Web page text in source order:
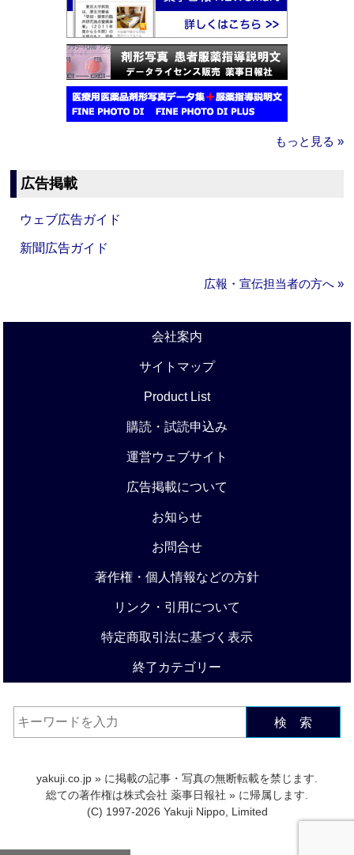
もっと見る »
広告掲載
ウェブ広告ガイド
新聞広告ガイド
広報・宣伝担当者の方へ »
会社案内
サイトマップ
Product List
購読・試読申込み
運営ウェブサイト
広告掲載について
お知らせ
お問合せ
著作権・個人情報などの方針
リンク・引用について
特定商取引法に基づく表示
終了カテゴリー
検 索
yakuji.co.jp » に掲載の記事・写真の無断転載を禁じます.
総ての著作権は株式会社 薬事日報社 » に帰属します.
(C) 1997-2026 Yakuji Nippo, Limited